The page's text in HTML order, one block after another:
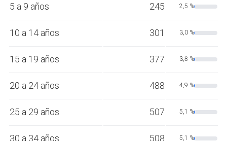
5 a 9 años 245 2,5 %
10 a 14 años 301 3,0 %
15 a 19 años 377 3,8 %
20 a 24 años 488 4,9 %
25 a 29 años 507 5,1 %
30 a 34 años 508 5,1 %